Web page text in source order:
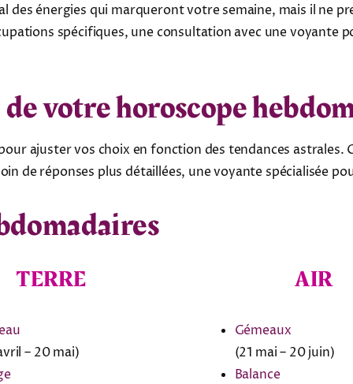
des énergies qui marqueront votre semaine, mais il ne
spécifiques, une consultation avec une voyante
votre horoscope
ajuster vos choix en fonction des tendances
de réponses plus détaillées, une voyante spécialisée
TERRE
– 20 mai)
AIR
Gémeaux
(21 mai – 20 juin)
Balance